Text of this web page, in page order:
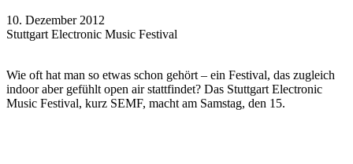
10. Dezember 2012
Stuttgart Electronic Music Festival
Wie oft hat man so etwas schon gehört – ein Festival, das zugleich
indoor aber gefühlt open air stattfindet? Das Stuttgart Electronic
Music Festival, kurz SEMF, macht am Samstag, den 15.